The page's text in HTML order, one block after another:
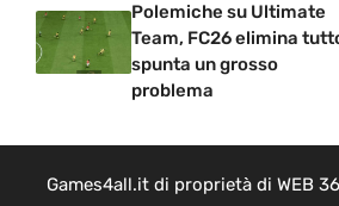
Polemiche su Ultimate
Team, FC26 elimina
spunta un grosso
problema
Games4all.it di proprietà di WEB